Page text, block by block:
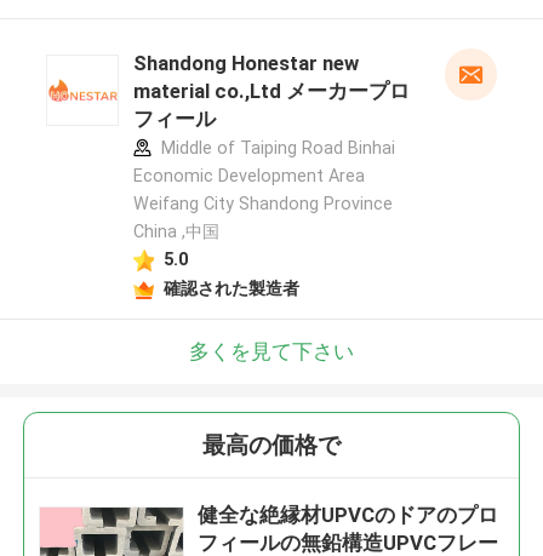
Shandong Honestar new
material co.,Ltd メーカープロ
フィール
Middle of Taiping Road Binhai
Economic Development Area
Weifang City Shandong Province
China ,中国
5.0
確認された製造者
多くを見て下さい
最高の価格で
健全な絶縁材UPVCのドアのプロ
フィールの無鉛構造UPVCフレー